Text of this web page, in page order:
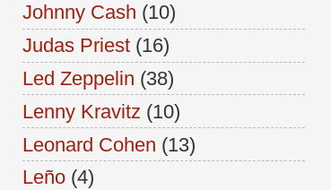
Johnny Cash (10)
Judas Priest (16)
Led Zeppelin (38)
Lenny Kravitz (10)
Leonard Cohen (13)
Leño (4)